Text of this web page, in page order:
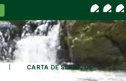
CARTA DE SERVIÇOS